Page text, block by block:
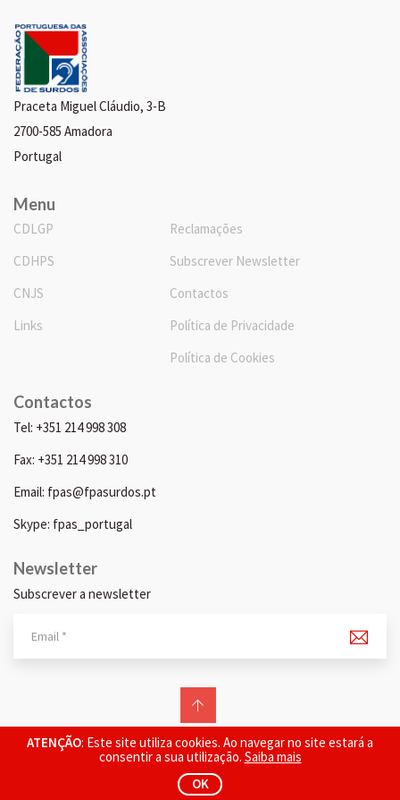
ATENÇÃO: Este site utiliza cookies. Ao navegar no site estará a
consentir a sua utilização. Saiba mais
OK
Praceta Miguel Cláudio, 3-B
2700-585 Amadora
Portugal
Menu
CDLGP
CDHPS
CNJS
Links
Reclamações
Subscrever Newsletter
Contactos
Política de Privacidade
Política de Cookies
Contactos
Tel: +351 214 998 308
Fax: +351 214 998 310
Email: fpas@fpasurdos.pt
Skype: fpas_portugal
Newsletter
Subscrever a newsletter
© 2026 FPAS. Todos os direitos reservados.